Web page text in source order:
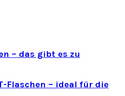
– das gibt es zu
Flaschen – ideal für die